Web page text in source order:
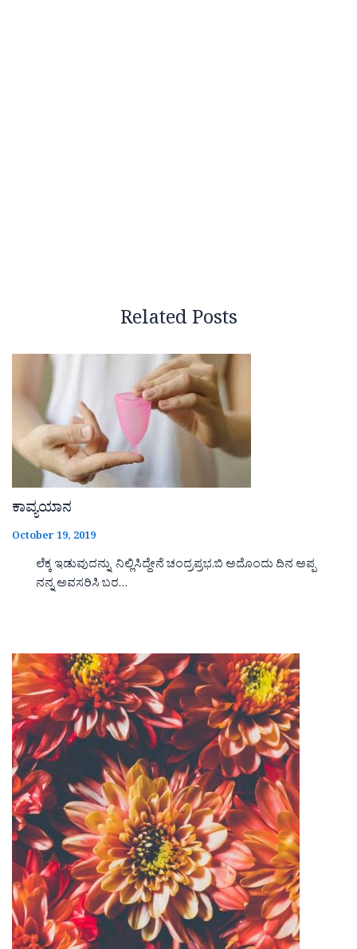
Related Posts
ಕಾವ್ಯಯಾನ
October 19, 2019
ಲೆಕ್ಕ ಇಡುವುದನ್ನು ನಿಲ್ಲಿಸಿದ್ದೇನೆ ಚಂದ್ರಪ್ರಭ.ಬಿ ಅದೊಂದು ದಿನ ಅಪ್ಪ
ನನ್ನ ಅವಸರಿಸಿ ಬರ…